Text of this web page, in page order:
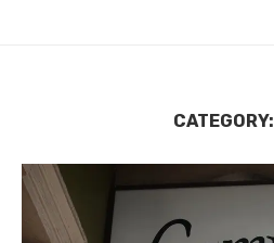
CATEGORY: